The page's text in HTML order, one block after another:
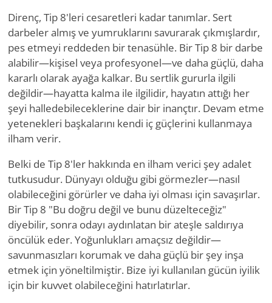
Direnç, Tip 8'leri cesaretleri kadar tanımlar. Sert
darbeler almış ve yumruklarını savurarak çıkmışlardır,
pes etmeyi reddeden bir tenasühle. Bir Tip 8 bir darbe
alabilir—kişisel veya profesyonel—ve daha güçlü, daha
kararlı olarak ayağa kalkar. Bu sertlik gururla ilgili
değildir—hayatta kalma ile ilgilidir, hayatın attığı her
şeyi halledebileceklerine dair bir inançtır. Devam etme
yetenekleri başkalarını kendi iç güçlerini kullanmaya
ilham verir.
Belki de Tip 8'ler hakkında en ilham verici şey adalet
tutkusudur. Dünyayı olduğu gibi görmezler—nasıl
olabileceğini görürler ve daha iyi olması için savaşırlar.
Bir Tip 8 "Bu doğru değil ve bunu düzelteceğiz"
diyebilir, sonra odayı aydınlatan bir ateşle saldırıya
öncülük eder. Yoğunlukları amaçsız değildir—
savunmasızları korumak ve daha güçlü bir şey inşa
etmek için yöneltilmiştir. Bize iyi kullanılan gücün iyilik
için bir kuvvet olabileceğini hatırlatırlar.